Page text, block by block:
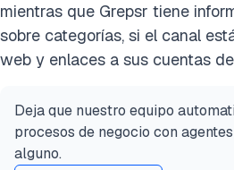
mientras que Grepsr tiene
sobre categorías, si el canal
web y enlaces a sus cuentas
Deja que nuestro equipo
procesos de negocio con
alguno.